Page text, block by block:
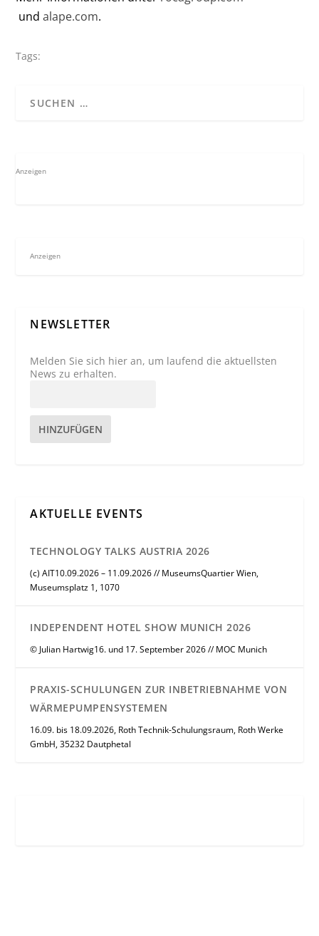
undalape.com.
Tags:
Anzeigen
Anzeigen
NEWSLETTER
Melden Sie sich hier an, um laufend die aktuellsten
News zu erhalten.
HINZUFÜGEN
AKTUELLE EVENTS
TECHNOLOGY TALKS AUSTRIA 2026
(c) AIT10.09.2026 – 11.09.2026 // MuseumsQuartier Wien,
Museumsplatz 1, 1070
INDEPENDENT HOTEL SHOW MUNICH 2026
© Julian Hartwig16. und 17. September 2026 // MOC Munich
PRAXIS-SCHULUNGEN ZUR INBETRIEBNAHME VON
WÄRMEPUMPENSYSTEMEN
16.09. bis 18.09.2026, Roth Technik-Schulungsraum, Roth Werke
GmbH, 35232 Dautphetal